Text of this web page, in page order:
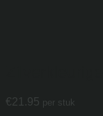
€21.95 per stuk